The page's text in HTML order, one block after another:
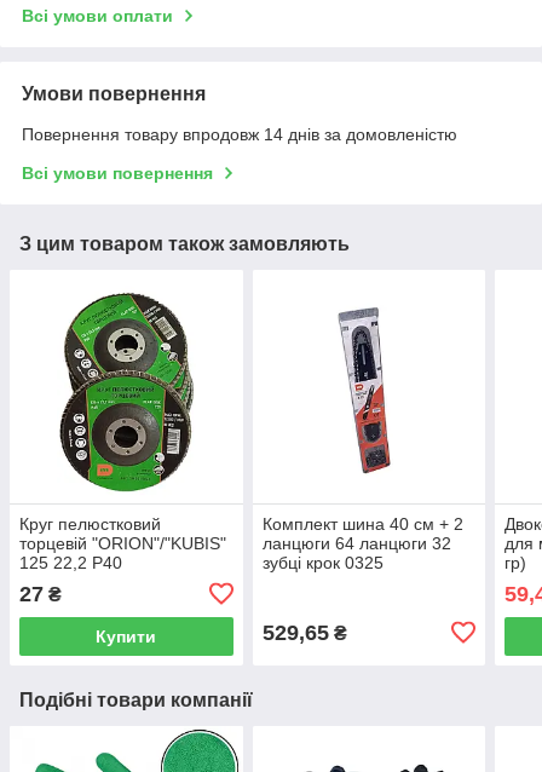
Всі умови оплати
Умови повернення
Повернення товару впродовж 14 днів за домовленістю
Всі умови повернення
З цим товаром також замовляють
Круг пелюстковий
торцевій "ORION"/"KUBIS"
125 22,2 Р40
27 ₴
Купити
Комплект шина 40 см + 2
ланцюги 64 ланцюги 32
зубці крок 0325
529,65₴
для
гр)
Подібні товари компанії